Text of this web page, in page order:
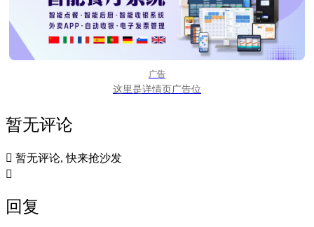
广告
这里是详情页广告位
暂无评论
 暂无评论, 快来抢沙发

回复